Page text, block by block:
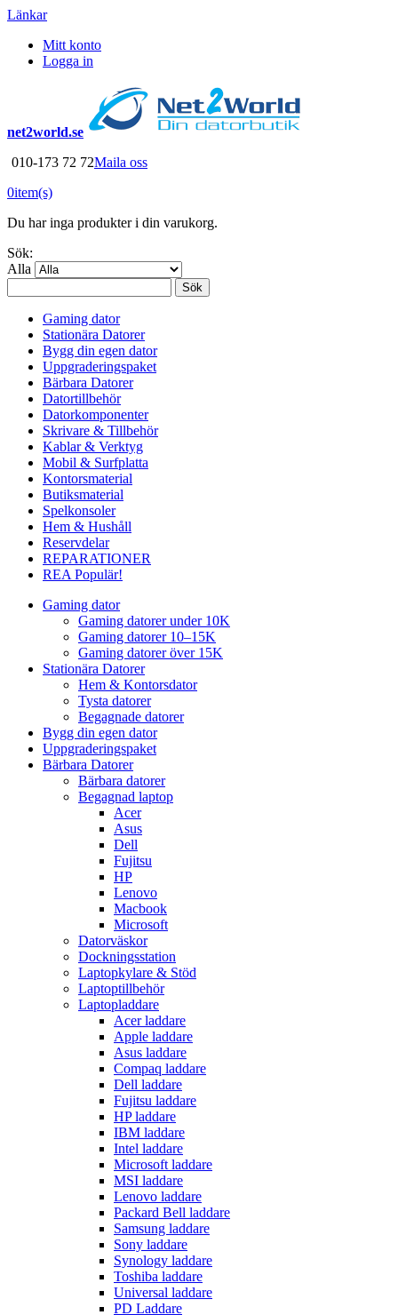
Länkar
Mitt konto
Logga in
net2world.se
010-173 72 72Maila oss
0item(s)
Du har inga produkter i din varukorg.
Sök:
Alla
Sök
Gaming dator
Stationära Datorer
Bygg din egen dator
Uppgraderingspaket
Bärbara Datorer
Datortillbehör
Datorkomponenter
Skrivare & Tillbehör
Kablar & Verktyg
Mobil & Surfplatta
Kontorsmaterial
Butiksmaterial
Spelkonsoler
Hem & Hushåll
Reservdelar
REPARATIONER
REA Populär!
Gaming dator
Gaming datorer under 10K
Gaming datorer 10–15K
Gaming datorer över 15K
Stationära Datorer
Hem & Kontorsdator
Tysta datorer
Begagnade datorer
Bygg din egen dator
Uppgraderingspaket
Bärbara Datorer
Bärbara datorer
Begagnad laptop
Acer
Asus
Dell
Fujitsu
HP
Lenovo
Macbook
Microsoft
Datorväskor
Dockningsstation
Laptopkylare & Stöd
Laptoptillbehör
Laptopladdare
Acer laddare
Apple laddare
Asus laddare
Compaq laddare
Dell laddare
Fujitsu laddare
HP laddare
IBM laddare
Intel laddare
Microsoft laddare
MSI laddare
Lenovo laddare
Packard Bell laddare
Samsung laddare
Sony laddare
Synology laddare
Toshiba laddare
Universal laddare
PD Laddare